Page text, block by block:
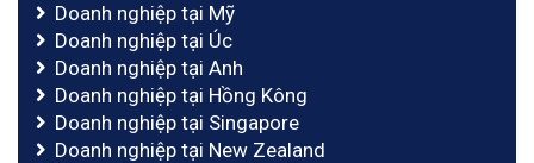
Doanh nghiệp tại Mỹ
Doanh nghiệp tại Úc
Doanh nghiệp tại Anh
Doanh nghiệp tại Hồng Kông
Doanh nghiệp tại Singapore
Doanh nghiệp tại New Zealand